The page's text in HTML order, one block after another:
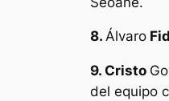
8. Álvaro
9. Cristo
del equipo